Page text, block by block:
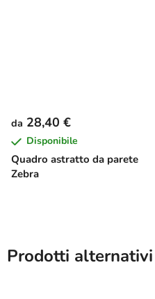
Quadro astratto da parete
Zebra
da 28,40 €
Disponibile
Prodotti alternativi